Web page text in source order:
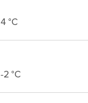
4 °C
-2 °C